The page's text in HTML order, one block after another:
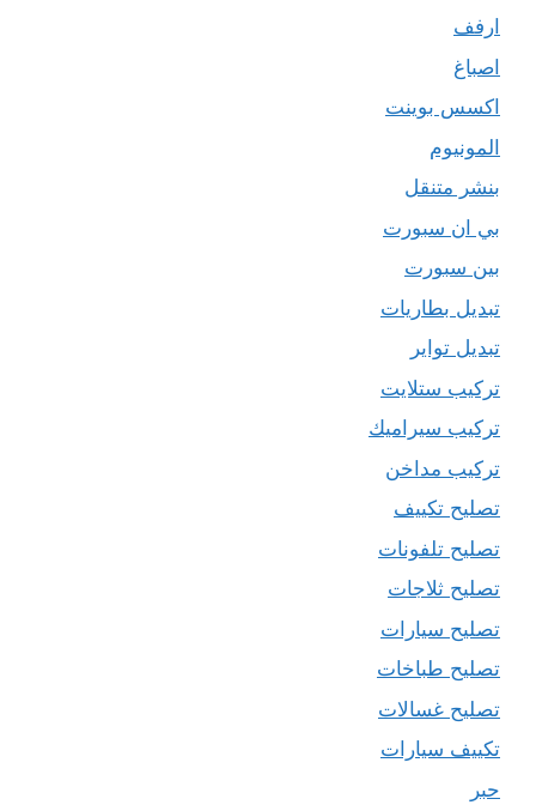
ارفف
اصباغ
اكسس بوينت
المونيوم
بنشر متنقل
بي ان سبورت
بين سبورت
تبديل بطاريات
تبديل تواير
تركيب ستلايت
تركيب سيراميك
تركيب مداخن
تصليح تكييف
تصليح تلفونات
تصليح ثلاجات
تصليح سيارات
تصليح طباخات
تصليح غسالات
تكييف سيارات
حبر